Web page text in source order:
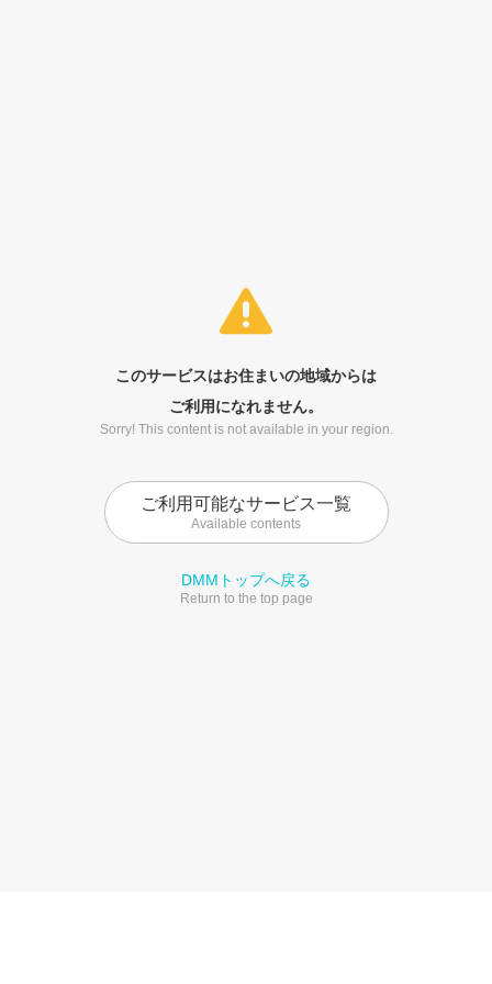
このサービスはお住まいの地域からは
ご利用になれません。
Sorry! This content is not available in your region.
ご利用可能なサービス一覧
Available contents
DMMトップへ戻る
Return to the top page